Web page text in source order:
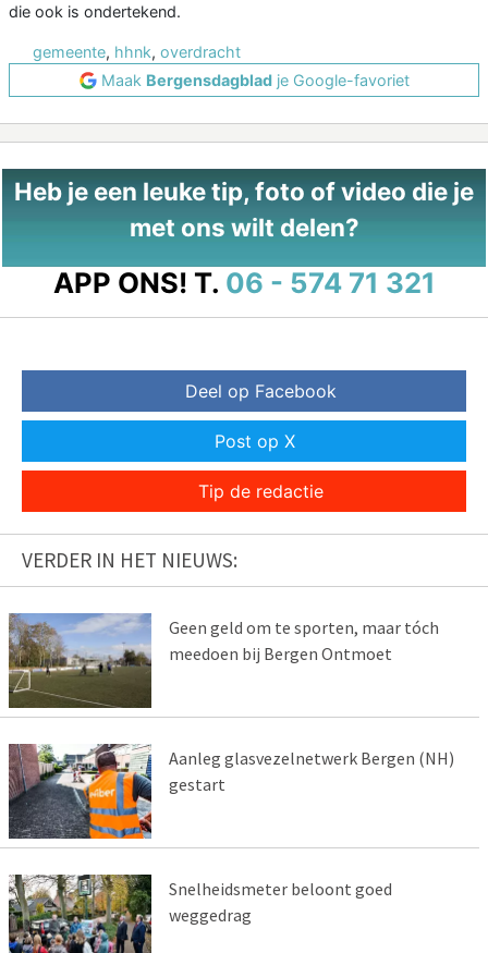
die ook is ondertekend.
gemeente, hhnk, overdracht
Maak Bergensdagbladje Google-favoriet
Heb je een leuke tip, foto of video die je
met ons wilt delen?
APP ONS! T. 06 - 574 71 321
Deel op Facebook
Post op X
Tip de redactie
VERDER IN HET NIEUWS:
Geen geld om te sporten, maar tóch
meedoen bij Bergen Ontmoet
Aanleg glasvezelnetwerk Bergen (NH)
gestart
Snelheidsmeter beloont goed
weggedrag